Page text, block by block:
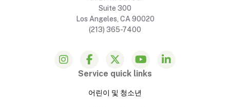
Suite 300
Los Angeles, CA 90020
(213) 365-7400
Service quick links
어린이 및 청소년